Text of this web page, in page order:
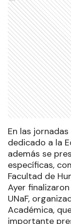
En las
dedicado a la
además se
específicas,
Facultad de
Ayer
UNaF,
Académica,
importante